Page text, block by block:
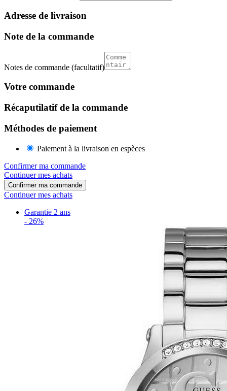
Adresse de livraison
Note de la commande
Notes de commande (facultatif)
Votre commande
Récaputilatif de la commande
Méthodes de paiement
Paiement à la livraison en espèces
Confirmer ma commande
Continuer mes achats
Confirmer ma commande
Continuer mes achats
Garantie 2 ans
- 26%